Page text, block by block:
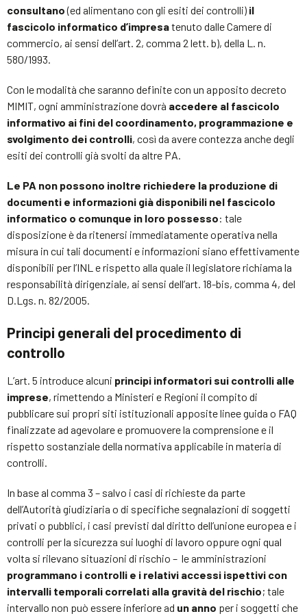
consultano(ed alimentano con gli esiti dei controlli) il
fascicolo informatico d’impresatenuto dalle Camere di
commercio, ai sensi dell’art. 2, comma 2 lett. b), della L. n.
580/1993.
Con le modalità che saranno definite con un apposito decreto
MIMIT, ogni amministrazione dovrà accedere al fascicolo
informativo ai fini del coordinamento, programmazione e
svolgimento dei controlli, così da avere contezza anche degli
esiti dei controlli già svolti da altre PA.
Le PA non possono inoltre richiedere la produzione di
documenti e informazioni già disponibili nel fascicolo
informatico o comunque in loro possesso: tale
disposizione è da ritenersi immediatamente operativa nella
misura in cui tali documenti e informazioni siano effettivamente
disponibili per l’INL e rispetto alla quale il legislatore richiama la
responsabilità dirigenziale, ai sensi dell’art. 18-bis, comma 4, del
D.Lgs. n. 82/2005.
Principi generali del procedimento di
controllo
L’art. 5 introduce alcuni principi informatori sui controlli alle
imprese, rimettendo a Ministeri e Regioni il compito di
pubblicare sui propri siti istituzionali apposite linee guida o FAQ
finalizzate ad agevolare e promuovere la comprensione e il
rispetto sostanziale della normativa applicabile in materia di
controlli.
In base al comma 3 – salvo i casi di richieste da parte
dell’Autorità giudiziaria o di specifiche segnalazioni di soggetti
privati o pubblici, i casi previsti dal diritto dell’unione europea e i
controlli per la sicurezza sui luoghi di lavoro oppure ogni qual
volta si rilevano situazioni di rischio – le amministrazioni
programmano i controlli e i relativi accessi ispettivi con
intervalli temporali correlati alla gravità del rischio; tale
intervallo non può essere inferiore ad un anno per i soggetti che